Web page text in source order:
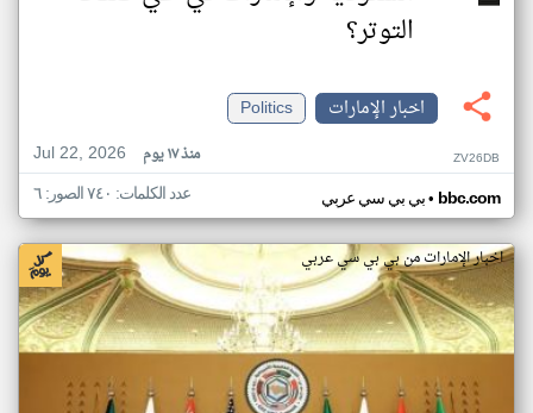
التوتر؟
اخبار الإمارات
Politics
Jul 22, 2026
منذ ١٧ يوم ZV26DB
بي بي سي عربي• bbc.com عدد الكلمات: ٧٤٠ الصور: ٦
اخبار الإمارات من بي بي سي عربي